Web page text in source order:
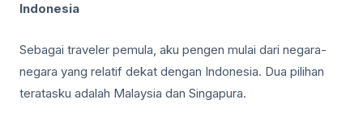
Indonesia
Sebagai traveler pemula, aku pengen mulai dari negara-
negara yang relatif dekat dengan Indonesia. Dua pilihan
teratasku adalah Malaysia dan Singapura.